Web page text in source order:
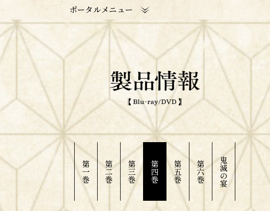
ポータルメニュー
第
一
巻
第
二
巻
第
三
巻
第
四
巻
第
五
巻
第
六
巻
鬼
滅
の
宴